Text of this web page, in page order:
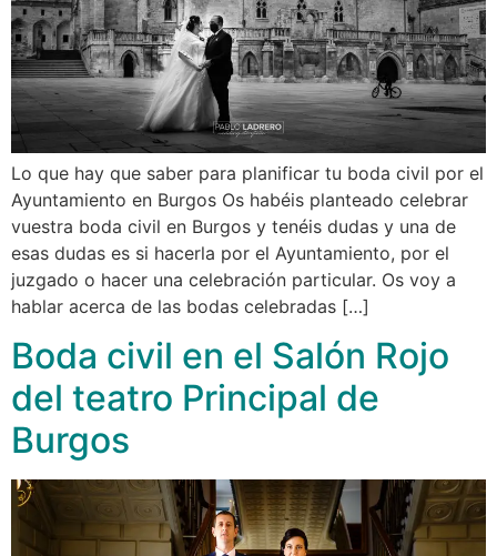
Lo que hay que saber para planificar tu boda civil por el
Ayuntamiento en Burgos Os habéis planteado celebrar
vuestra boda civil en Burgos y tenéis dudas y una de
esas dudas es si hacerla por el Ayuntamiento, por el
juzgado o hacer una celebración particular. Os voy a
hablar acerca de las bodas celebradas […]
Boda civil en el Salón Rojo
del teatro Principal de
Burgos